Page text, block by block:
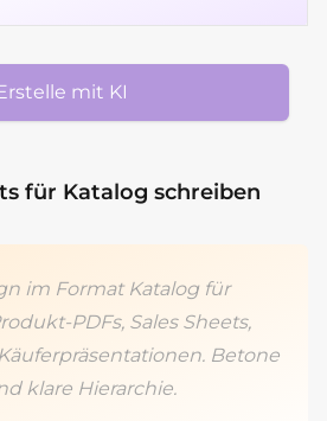
mit KI
für Katalog schreiben
im Format Katalog für
PDFs, Sales Sheets,
Betone
klare Hierarchie.